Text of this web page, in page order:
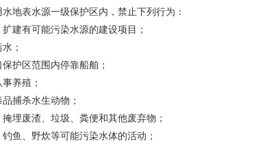
表水源一级保护区内，禁止下列行为：
有可能污染水源的建设项目；
；
区范围内停靠船舶；
养殖；
捕杀水生动物；
废渣、垃圾、粪便和其他废弃物；
、野炊等可能污染水体的活动；